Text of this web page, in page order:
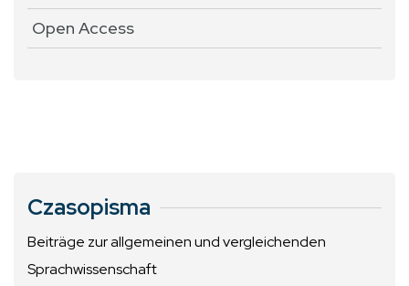
Open Access
Czasopisma
Beiträge zur allgemeinen und vergleichenden
Sprachwissenschaft